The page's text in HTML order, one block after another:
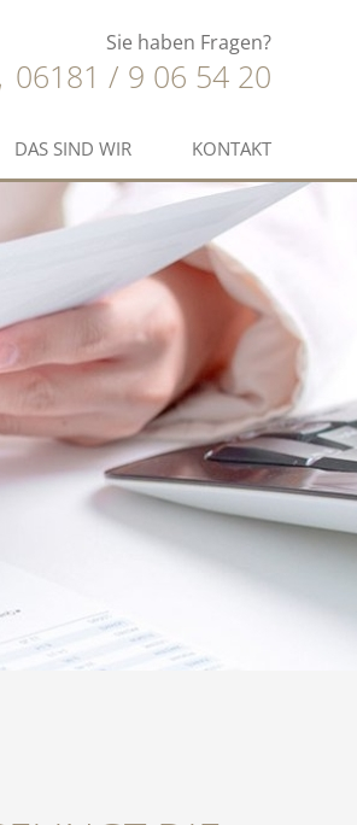
Sie haben Fragen?
06181 / 9 06 54 20
DAS SIND WIR KONTAKT